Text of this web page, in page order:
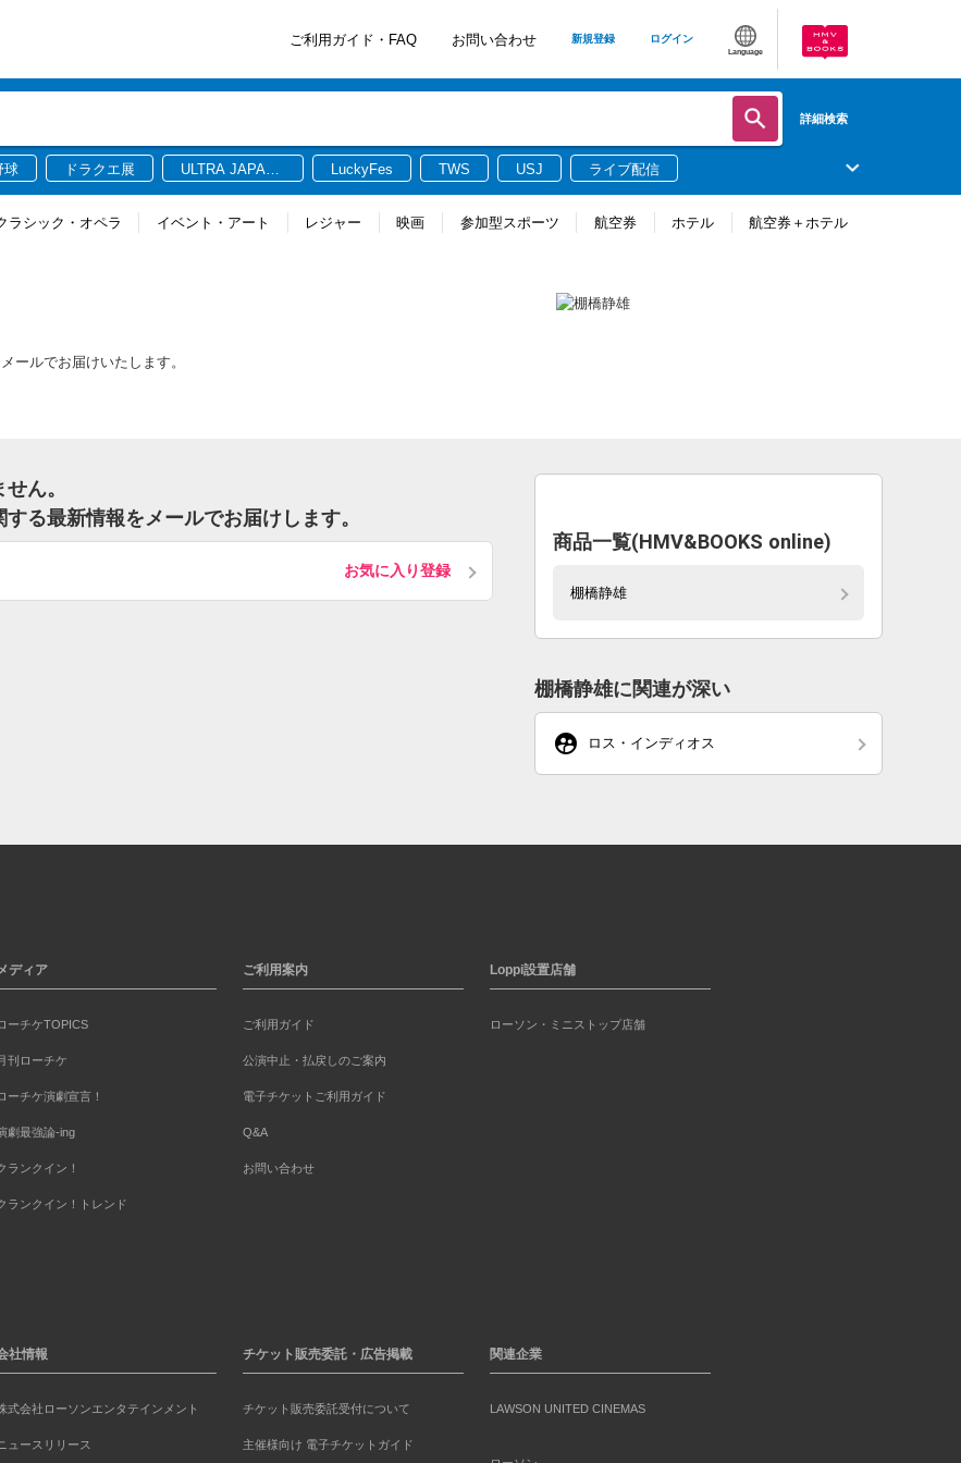
ご利用ガイド・FAQ お問い合わせ 新規登録 ログイン
Language
詳細検索
球 ドラクエ展
ULTRA JAPAN
LuckyFes TWS USJ ライブ配信
ラシック・オペラ イベント・アート レジャー 映画 参加型スポーツ 航空券 ホテル 航空券＋ホテル
ールでお届けいたします。
ん。
る最新情報をメールでお届けします。
お気に入り登録
商品一覧(HMV&BOOKS online)
棚橋静雄
棚橋静雄に関連が深い
supervised_user_circle ロス・インディオス
ディア
ーチケTOPICS
刊ローチケ
ーチケ演劇宣言！
劇最強論-ing
ランクイン！
ランクイン！トレンド
ご利用案内
ご利用ガイド
公演中止・払戻しのご案内
電子チケットご利用ガイド
Q&A
お問い合わせ
Loppi設置店舗
ローソン・ミニストップ店舗
社情報
式会社ローソンエンタテインメント
ュースリリース
チケット販売委託・広告掲載
チケット販売委託受付について
主催様向け 電子チケットガイド
関連企業
LAWSON UNITED CINEMAS